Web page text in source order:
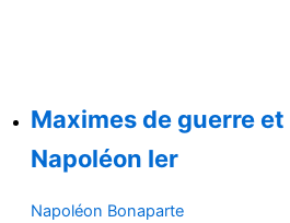
Maximes de guerre
Napoléon Ier
Napoléon Bonaparte